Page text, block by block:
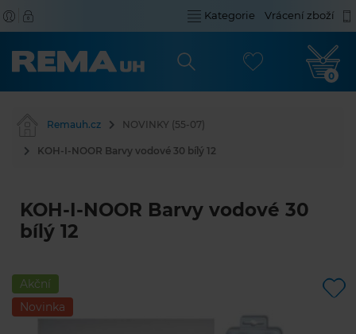
Kategorie Vrácení zboží
0
Remauh.cz NOVINKY (55-07)
KOH-I-NOOR Barvy vodové 30 bílý 12
KOH-I-NOOR Barvy vodové 30
bílý 12
Akční
Novinka